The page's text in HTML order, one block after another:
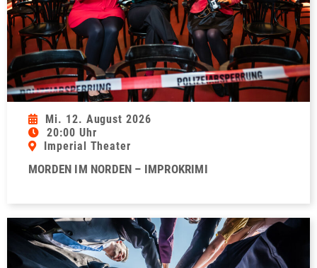
Mi. 12. August 2026
20:00 Uhr
Imperial Theater
MORDEN IM NORDEN – IMPROKRIMI